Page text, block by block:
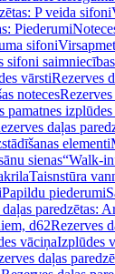
P veida sifoni
Piederumi
sifoni
sifoni
vārstiRezerves
noteces
pamatnes
daļas
elementi
sienas“Walk-
Taisnstūra
Papildu piederumi
paredzētas:
d62Rezerves
vāciņaIzplūdes
daļas